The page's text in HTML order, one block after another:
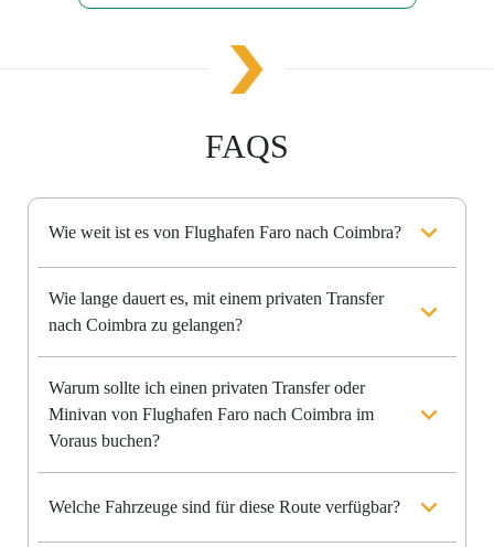
FAQS
Wie weit ist es von Flughafen Faro nach Coimbra?
Wie lange dauert es, mit einem privaten Transfer
nach Coimbra zu gelangen?
Warum sollte ich einen privaten Transfer oder
Minivan von Flughafen Faro nach Coimbra im
Voraus buchen?
Welche Fahrzeuge sind für diese Route verfügbar?